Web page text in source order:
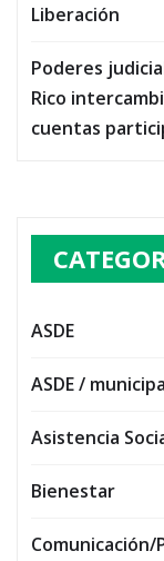
Liberación
Poderes
Rico
cuentas
ASDE
ASDE /
Asistencia
Bienestar